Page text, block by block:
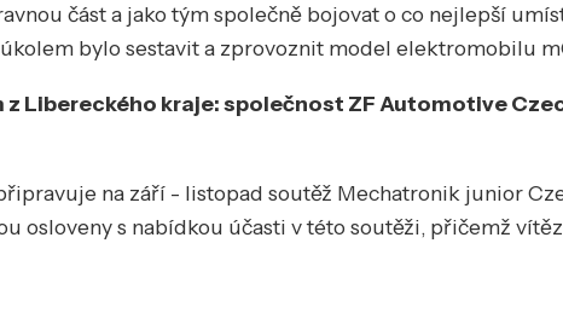
část a jako tým společně bojovat o co nejlepší
bylo sestavit a zprovoznit model elektromobilu
Libereckého kraje: společnost ZF Automotive
na září - listopad soutěž Mechatronik junior
osloveny s nabídkou účasti v této soutěži, přičemž